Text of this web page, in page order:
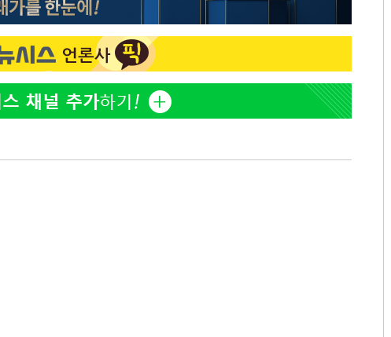
2 전현무 "전 연인 집착에 친구들과 연락 끊어"
3
"여군 지원 막힌 UDT 훈련 직접 해봤습니
다"…707 출신 女유튜버 '완벽 소화'
4
박찬민 딸 박민하, 배우·국가대표 병행하더
5
"신약 찾자"…정부 과제로 속도내는 K-제약